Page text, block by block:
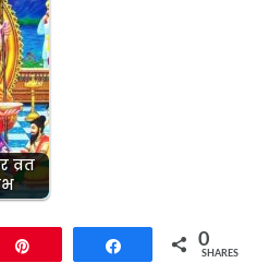
व्रत
Share 0
SHARES